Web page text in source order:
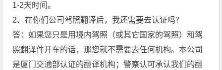
1-2天时间。
2、在你们公司驾照翻译后，我还需要去认证吗？
答：如果您只是用境内驾照（或其它国家的驾照）和驾
照翻译件开车的话，那您就不需要去任何机构。本公司
是厦门交通部认证的翻译机构；警察认可承认我们的翻